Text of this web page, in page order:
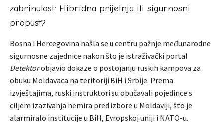
zabrinutost: Hibridna prijetnja ili sigurnosni
propust?
Bosna i Hercegovina našla se u centru pažnje međunarodne
sigurnosne zajednice nakon što je istraživački portal
Detektorobjavio dokaze o postojanju ruskih kampova za
obuku Moldavaca na teritoriji BiH i Srbije. Prema
izvještajima, ruski instruktori su obučavali pojedince s
ciljem izazivanja nemira pred izbore u Moldaviji, što je
alarmiralo institucije u BiH, Evropskoj uniji i NATO-u.